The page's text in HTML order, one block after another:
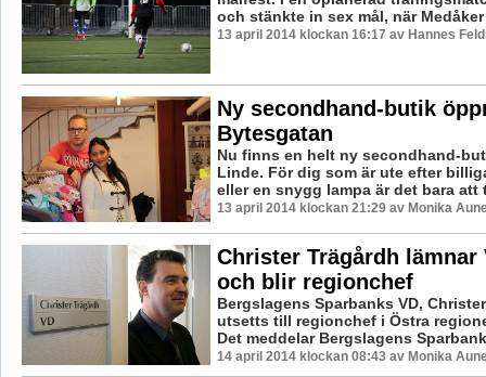
och stänkte in sex mål, när Medåker
13 april 2014 klockan 16:17 av Hannes
Ny secondhand-butik
Bytesgatan
Nu finns en helt ny secondhand-
Linde. För dig som är ute efter
eller en snygg lampa är det bara att
13 april 2014 klockan 21:29 av Monika
Christer Trägårdh lämnar
och blir regionchef
Bergslagens Sparbanks VD,
utsetts till regionchef i Östra
Det meddelar Bergslagens
14 april 2014 klockan 08:43 av Monika